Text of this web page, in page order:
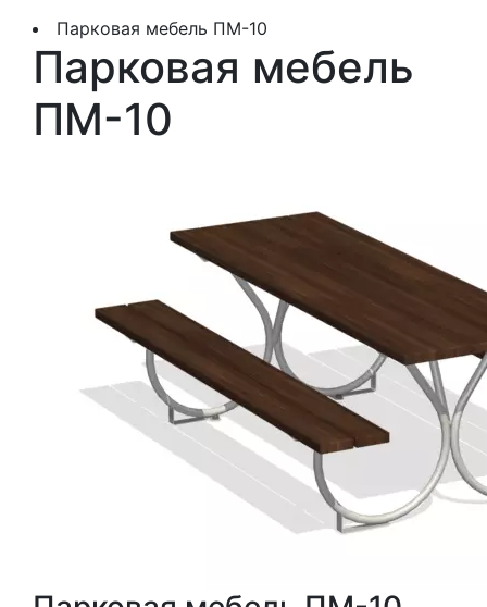
Парковая мебель ПМ-10
Парковая мебель
ПМ-10